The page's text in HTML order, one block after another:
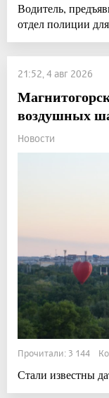
Водитель,
отдел полиции
21:52, 4 авг 2026
воздушных
Новости
Прочитали: 3 144
Стали известны